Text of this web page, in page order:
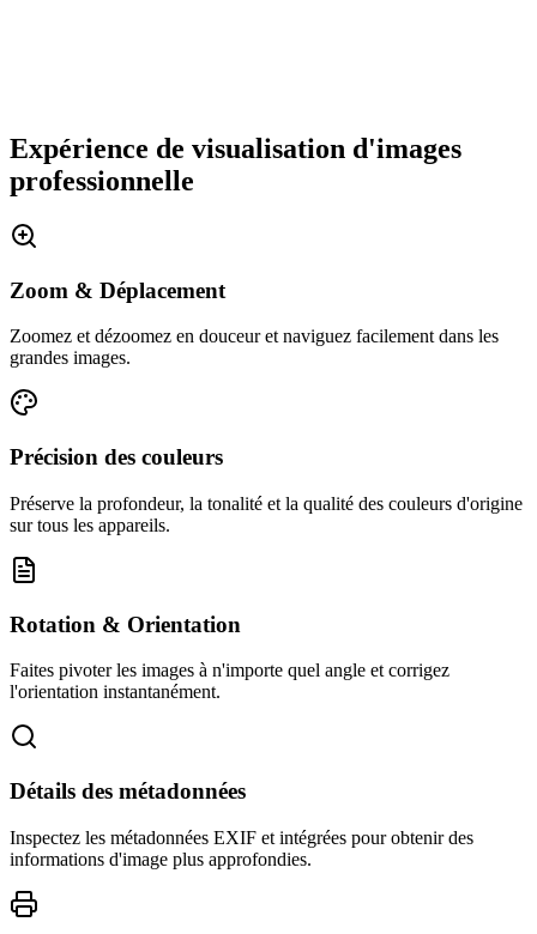
Expérience de visualisation d'images
professionnelle
Zoom & Déplacement
Zoomez et dézoomez en douceur et naviguez facilement dans les
grandes images.
Précision des couleurs
Préserve la profondeur, la tonalité et la qualité des couleurs d'origine
sur tous les appareils.
Rotation & Orientation
Faites pivoter les images à n'importe quel angle et corrigez
l'orientation instantanément.
Détails des métadonnées
Inspectez les métadonnées EXIF et intégrées pour obtenir des
informations d'image plus approfondies.